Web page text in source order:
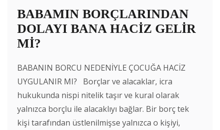
BABAMIN BORÇLARINDAN
DOLAYI BANA HACİZ GELİR
Mİ?
BABANIN BORCU NEDENİYLE ÇOCUĞA HACİZ
UYGULANIR MI? Borçlar ve alacaklar, icra
hukukunda nispi nitelik taşır ve kural olarak
yalnızca borçlu ile alacaklıyı bağlar. Bir borç tek
kişi tarafından üstlenilmişse yalnızca o kişiyi,